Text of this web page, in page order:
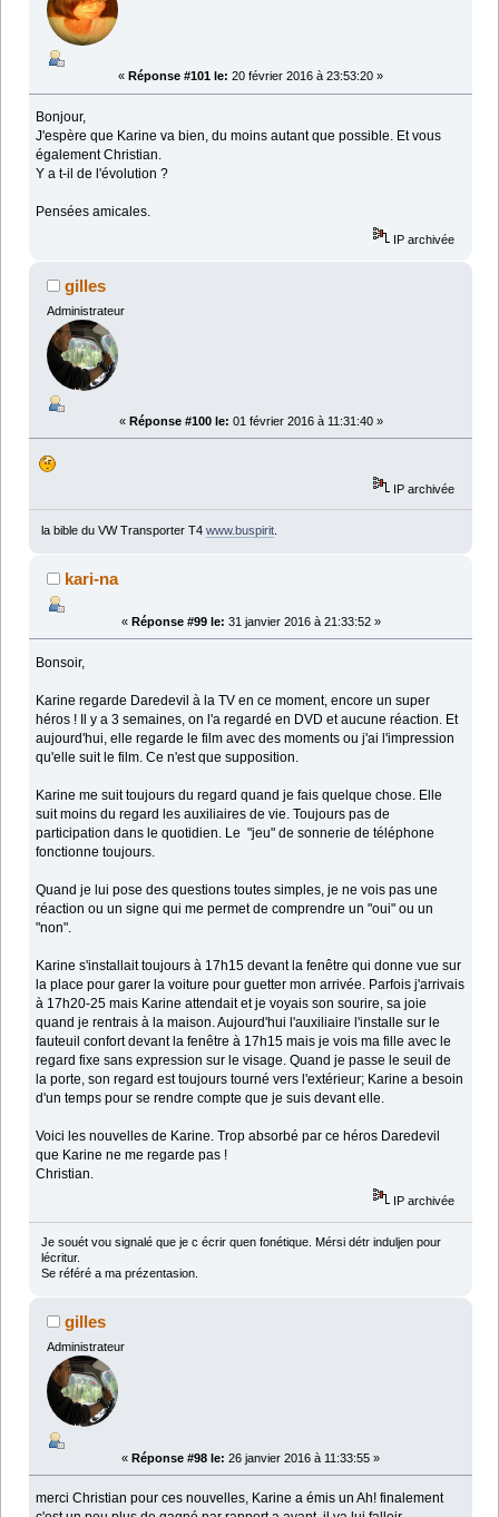
« Réponse #101 le: 20 février 2016 à 23:53:20 »
Bonjour,
J'espère que Karine va bien, du moins autant que possible. Et vous
également Christian.
Y a t-il de l'évolution ?
Pensées amicales.
IP archivée
gilles
Administrateur
« Réponse #100 le: 01 février 2016 à 11:31:40 »
IP archivée
la bible du VW Transporter T4 www.buspirit.
kari-na
« Réponse #99 le: 31 janvier 2016 à 21:33:52 »
Bonsoir,
Karine regarde Daredevil à la TV en ce moment, encore un super
héros ! Il y a 3 semaines, on l'a regardé en DVD et aucune réaction. Et
aujourd'hui, elle regarde le film avec des moments ou j'ai l'impression
qu'elle suit le film. Ce n'est que supposition.
Karine me suit toujours du regard quand je fais quelque chose. Elle
suit moins du regard les auxiliaires de vie. Toujours pas de
participation dans le quotidien. Le "jeu" de sonnerie de téléphone
fonctionne toujours.
Quand je lui pose des questions toutes simples, je ne vois pas une
réaction ou un signe qui me permet de comprendre un "oui" ou un
"non".
Karine s'installait toujours à 17h15 devant la fenêtre qui donne vue sur
la place pour garer la voiture pour guetter mon arrivée. Parfois j'arrivais
à 17h20-25 mais Karine attendait et je voyais son sourire, sa joie
quand je rentrais à la maison. Aujourd'hui l'auxiliaire l'installe sur le
fauteuil confort devant la fenêtre à 17h15 mais je vois ma fille avec le
regard fixe sans expression sur le visage. Quand je passe le seuil de
la porte, son regard est toujours tourné vers l'extérieur; Karine a besoin
d'un temps pour se rendre compte que je suis devant elle.
Voici les nouvelles de Karine. Trop absorbé par ce héros Daredevil
que Karine ne me regarde pas !
Christian.
IP archivée
Je souét vou signalé que je c écrir quen fonétique. Mérsi détr induljen pour
lécritur.
Se référé a ma prézentasion.
gilles
Administrateur
« Réponse #98 le: 26 janvier 2016 à 11:33:55 »
merci Christian pour ces nouvelles, Karine a émis un Ah! finalement